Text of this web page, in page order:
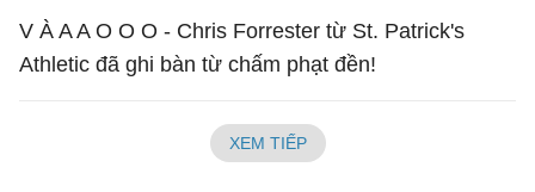
V À A A O O O - Chris Forrester từ St. Patrick's
Athletic đã ghi bàn từ chấm phạt đền!
XEM TIẾP